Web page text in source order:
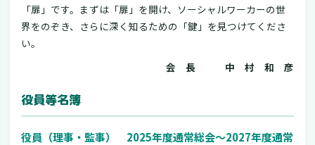
「扉」です。まずは「扉」を開け、ソーシャルワーカーの世
界をのぞき、さらに深く知るための「鍵」を見つけてくださ
い。
会 長 中 村 和 彦
役員等名簿
役員（理事・監事） 2025年度通常総会〜2027年度通常